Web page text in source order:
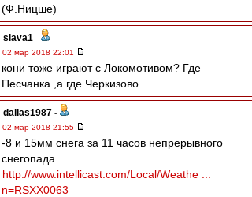
(Ф.Ницше)
slava1 -
02 мар 2018 22:01
кони тоже играют с Локомотивом? Где
Песчанка ,а где Черкизово.
dallas1987 -
02 мар 2018 21:55
-8 и 15мм снега за 11 часов непрерывного
снегопада
http://www.intellicast.com/Local/Weathe ...
n=RSXX0063